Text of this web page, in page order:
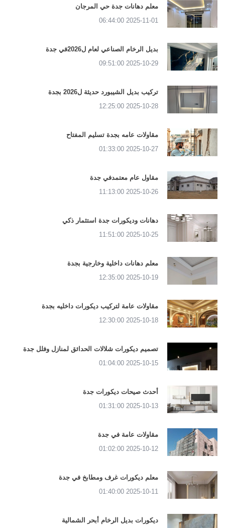
معلم دهانات جدة حي المرجان
2025-11-01 06:44:00
بديل الرخام الصناعي لعام ل2026في جدة
2025-10-29 09:51:00
تركيب بديل الشيبورد حديثة ل2026 بجدة
2025-10-28 12:25:00
مقاولات عامه بجدة تسليم المفتاح
2025-10-27 01:33:00
مقاول عام معتمدفي جدة
2025-10-26 11:13:00
دهانات وديكورات جدة استثمار ذكي
2025-10-25 11:51:00
معلم دهانات داخلية وخارجية بجدة
2025-10-19 12:35:00
مقاولات عامة لتركيب ديكورات داخليه بجدة
2025-10-18 12:30:00
تصميم ديكورات شلالات الحدائق لمنازل وفلل جدة
2025-10-15 01:04:00
أحدث صيحات ديكورات جدة
2025-10-13 01:31:00
مقاولات عامة في جدة
2025-10-12 01:02:00
معلم ديكورات غرف ومطابخ في جدة
2025-10-11 01:40:00
ديكورات بديل الرخام أبحر الشمالية